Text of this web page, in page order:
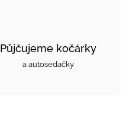
Půjčujeme kočárky
a autosedačky